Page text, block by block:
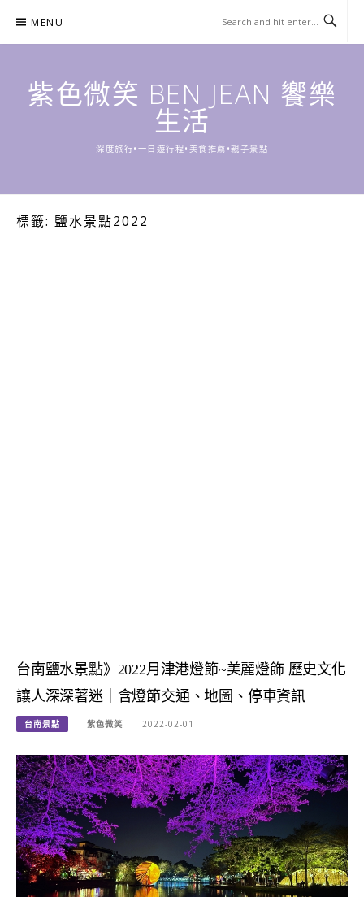
content
MENU
紫色微笑 BEN JEAN 饗樂
生活
深度旅行•一日遊行程•美食推薦•親子景點
標籤: 鹽水景點2022
台南鹽水景點》2022月津港燈節~美麗燈飾 歷史文化
讓人深深著迷｜含燈節交通、地圖、停車資訊
台南景點 紫色微笑 2022-02-01